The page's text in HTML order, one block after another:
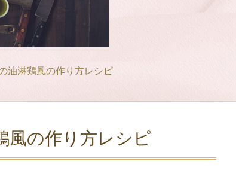
油淋鶏風の作り方レシピ
風の作り方レシピ